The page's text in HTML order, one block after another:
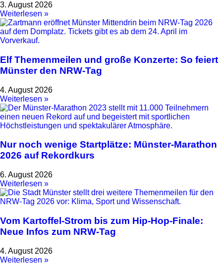
3. August 2026
Weiterlesen »
Elf Themenmeilen und große Konzerte: So feiert
Münster den NRW-Tag
4. August 2026
Weiterlesen »
Nur noch wenige Startplätze: Münster-Marathon
2026 auf Rekordkurs
6. August 2026
Weiterlesen »
Vom Kartoffel-Strom bis zum Hip-Hop-Finale:
Neue Infos zum NRW-Tag
4. August 2026
Weiterlesen »